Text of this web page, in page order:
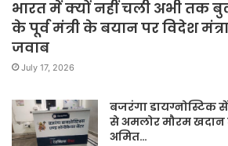
भारत में क्यों नहीं चली अभी तक
के पूर्व मंत्री के बयान पर विदेश
जवाब
July 17, 2026
बजरंगा डायग्नोस्टिक
से अमलोर मौरम खदान
अमित…